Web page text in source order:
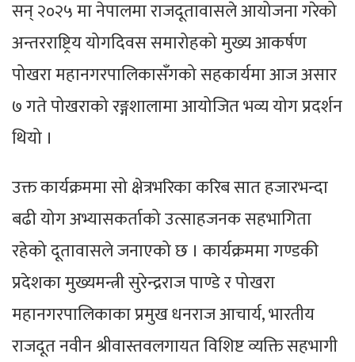
सन् २०२५ मा नेपालमा राजदूतावासले आयोजना गरेको
अन्तरराष्ट्रिय योगदिवस समारोहको मुख्य आकर्षण
पोखरा महानगरपालिकासँगको सहकार्यमा आज असार
७ गते पोखराको रङ्गशालामा आयोजित भव्य योग प्रदर्शन
थियो ।
उक्त कार्यक्रममा सो क्षेत्रभरिका करिब सात हजारभन्दा
बढी योग अभ्यासकर्ताको उत्साहजनक सहभागिता
रहेको दूतावासले जनाएको छ । कार्यक्रममा गण्डकी
प्रदेशका मुख्यमन्त्री सुरेन्द्रराज पाण्डे र पोखरा
महानगरपालिकाका प्रमुख धनराज आचार्य, भारतीय
राजदूत नवीन श्रीवास्तवलगायत विशिष्ट व्यक्ति सहभागी